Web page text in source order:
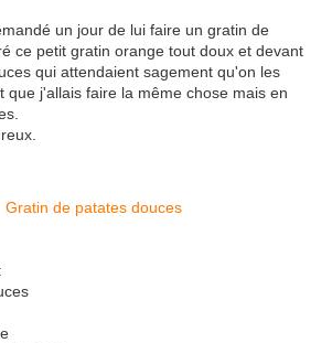
un jour de lui faire un gratin de
ce petit gratin orange tout doux et devant
qui attendaient sagement qu'on les
que j'allais faire la même chose mais en
: